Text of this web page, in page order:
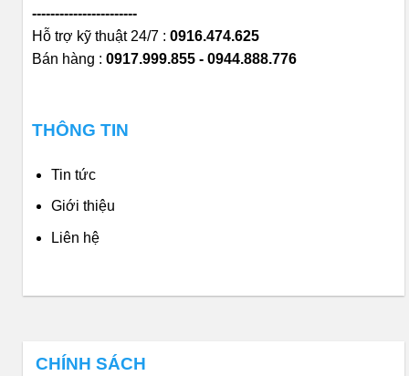
-----------------------
Hỗ trợ kỹ thuật 24/7 : 0916.474.625
Bán hàng : 0917.999.855 - 0944.888.776
THÔNG TIN
Tin tức
Giới thiệu
Liên hệ
CHÍNH SÁCH